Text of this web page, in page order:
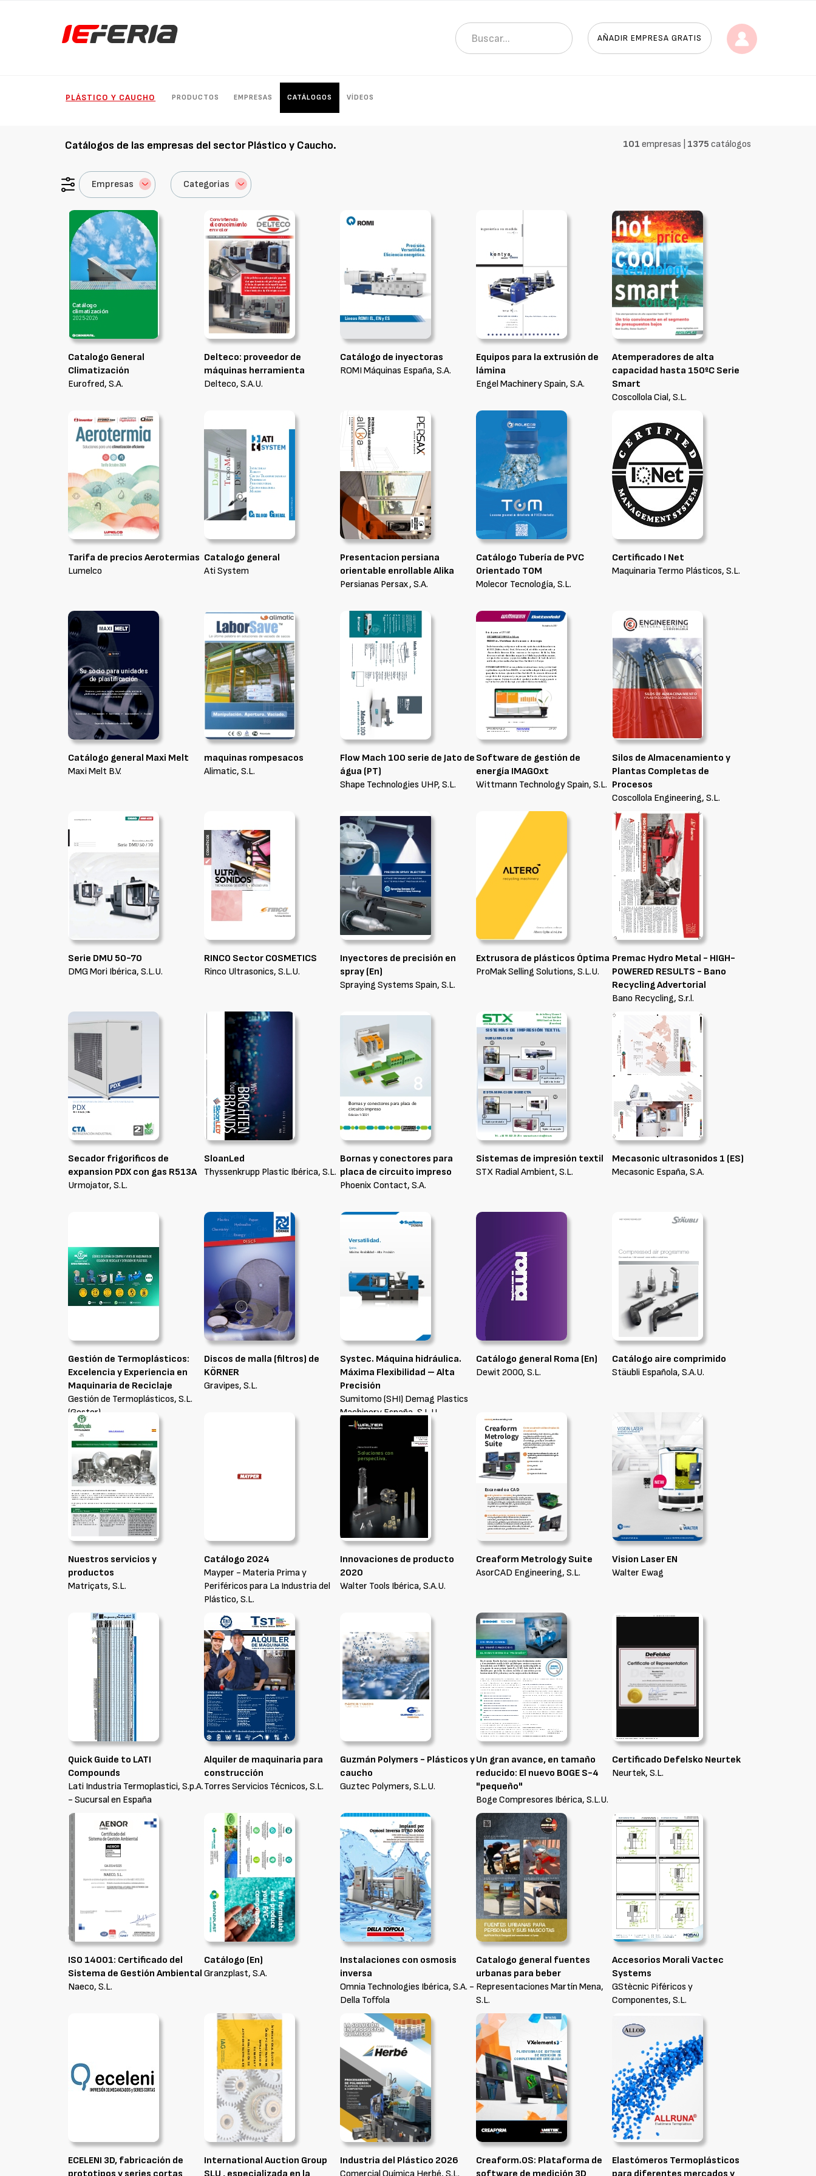
AÑADIR EMPRESA GRATIS
PLÁSTICO Y CAUCHO PRODUCTOS EMPRESAS CATÁLOGOS VÍDEOS
Catálogos de las empresas del sectorPlástico y Caucho. 101 empresas | 1375 catálogos
Empresas Categorias
Catalogo General
Climatización
Eurofred, S.A.
Delteco: proveedor de
máquinas herramienta
Delteco, S.A.U.
Catálogo de inyectoras
ROMI Máquinas España, S.A.
Equipos para la extrusión de
lámina
Engel Machinery Spain, S.A.
Atemperadores de alta
capacidad hasta 150ºC Serie
Smart
Coscollola Cial, S.L.
Tarifa de precios Aerotermias
Lumelco
Catalogo general
Ati System
Presentacion persiana
orientable enrollable Alika
Persianas Persax, S.A.
Catálogo Tubería de PVC
Orientado TOM
Molecor Tecnología, S.L.
Certificado I Net
Maquinaria Termo Plásticos, S.L.
Catálogo general Maxi Melt
Maxi Melt B.V.
maquinas rompesacos
Alimatic, S.L.
Flow Mach 100 serie de Jato de
água (PT)
Shape Technologies UHP, S.L.
Software de gestión de
energía IMAGOxt
Wittmann Technology Spain, S.L.
Silos de Almacenamiento y
Plantas Completas de
Procesos
Coscollola Engineering, S.L.
Serie DMU 50-70
DMG Mori Ibérica, S.L.U.
RINCO Sector COSMETICS
Rinco Ultrasonics, S.L.U.
Inyectores de precisión en
spray (En)
Spraying Systems Spain, S.L.
Extrusora de plásticos Óptima
ProMak Selling Solutions, S.L.U.
Premac Hydro Metal - HIGH-
POWERED RESULTS - Bano
Recycling Advertorial
Bano Recycling, S.r.l.
Secador frigorificos de
expansion PDX con gas R513A
Urmojator, S.L.
SloanLed
Thyssenkrupp Plastic Ibérica, S.L.
Bornas y conectores para
placa de circuito impreso
Phoenix Contact, S.A.
Sistemas de impresión textil
STX Radial Ambient, S.L.
Mecasonic ultrasonidos 1 (ES)
Mecasonic España, S.A.
Gestión de Termoplásticos:
Excelencia y Experiencia en
Maquinaria de Reciclaje
Gestión de Termoplásticos, S.L.
(Gester)
Discos de malla (filtros) de
KÖRNER
Gravipes, S.L.
Systec. Máquina hidráulica.
Máxima Flexibilidad – Alta
Precisión
Sumitomo (SHI) Demag Plastics
Machinery España, S.L.U.
Catálogo general Roma (En)
Dewit 2000, S.L.
Catálogo aire comprimido
Stäubli Española, S.A.U.
Nuestros servicios y
productos
Matriçats, S.L.
Catálogo 2024
Mayper - Materia Prima y
Periféricos para La Industria del
Plástico, S.L.
Innovaciones de producto
2020
Walter Tools Ibérica, S.A.U.
Creaform Metrology Suite
AsorCAD Engineering, S.L.
Vision Laser EN
Walter Ewag
Quick Guide to LATI
Compounds
Lati Industria Termoplastici, S.p.A.
- Sucursal en España
Alquiler de maquinaria para
construcción
Torres Servicios Técnicos, S.L.
Guzmán Polymers - Plásticos y
caucho
Guztec Polymers, S.L.U.
Un gran avance, en tamaño
reducido: El nuevo BOGE S-4
"pequeño"
Boge Compresores Ibérica, S.L.U.
Certificado Defelsko Neurtek
Neurtek, S.L.
ISO 14001: Certificado del
Sistema de Gestión Ambiental
Naeco, S.L.
Catálogo (En)
Granzplast, S.A.
Instalaciones con osmosis
inversa
Omnia Technologies Ibérica, S.A. -
Della Toffola
Catalogo general fuentes
urbanas para beber
Representaciones Martín Mena,
S.L.
Accesorios Morali Vactec
Systems
GStècnic Piféricos y
Componentes, S.L.
ECELENI 3D, fabricación de
International Auction Group
Industria del Plástico 2026
Creaform.OS: Plataforma de
Elastómeros Termoplásticos